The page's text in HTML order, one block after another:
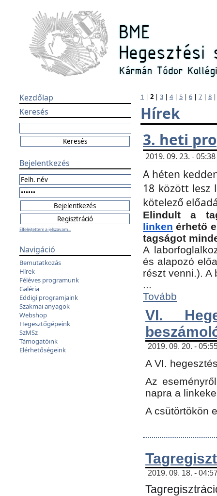
Kezdőlap
Keresés
Bejelentkezés
Elfelejtettem a jelszavam...
Navigáció
Bemutatkozás
Hírek
Féléves programunk
Galéria
Eddigi programjaink
Szakmai anyagok
Webshop
Hegesztőgépeink
SzMSz
Támogatóink
Elérhetőségeink
1 | 2 | 3 | 4| 5 | 6 | 7 | 8
Hírek
3. heti
2019. 09. 23. -
A héten
18 között lesz
kötelező
Elindult a
linken érhető
tagságot
A
és alapozó
részt venni.).
...
Tovább
VI.
2019. 09. 20. -
A VI.
Az
napra a
A csütörtökön
2019. 09. 18. -